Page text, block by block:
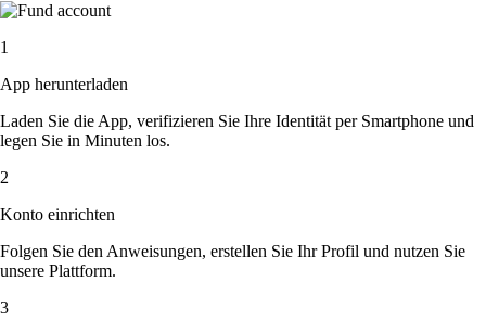
1
App herunterladen
Laden Sie die App, verifizieren Sie Ihre Identität per Smartphone und
legen Sie in Minuten los.
2
Konto einrichten
Folgen Sie den Anweisungen, erstellen Sie Ihr Profil und nutzen Sie
unsere Plattform.
3